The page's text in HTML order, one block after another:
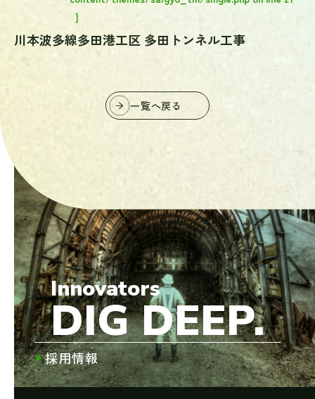
]
川本波多線多田港工区 多田トンネル工事
一覧へ戻る
見えない未来がある。
Innovators
DIG DEEP.
採用情報